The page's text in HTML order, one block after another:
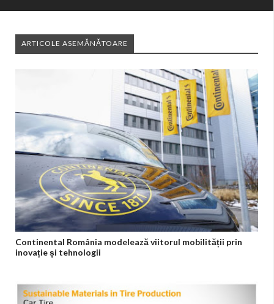
ARTICOLE ASEMĂNĂTOARE
Continental România modelează viitorul mobilității prin
inovație și tehnologii